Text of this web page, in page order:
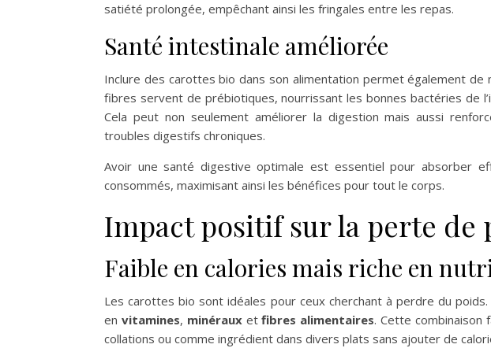
satiété prolongée, empêchant ainsi les fringales entre les repas.
Santé intestinale améliorée
Inclure des carottes bio dans son alimentation permet également de
fibres servent de prébiotiques, nourrissant les bonnes bactéries de
Cela peut non seulement améliorer la digestion mais aussi
troubles digestifs chroniques.
Avoir une santé digestive optimale est essentiel pour absorber
consommés, maximisant ainsi les bénéfices pour tout le corps.
Impact positif sur la perte de
Faible en calories mais riche en
Les carottes bio sont idéales pour ceux cherchant à perdre du
en vitamines, minérauxetfibres alimentaires. Cette combinaison
collations ou comme ingrédient dans divers plats sans ajouter de